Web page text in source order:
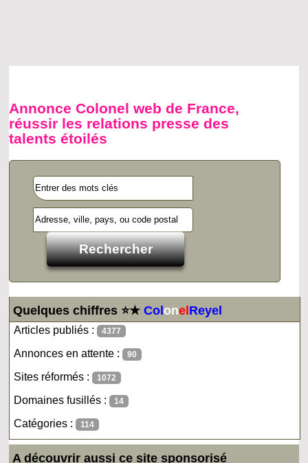
Annonce Colonel web de France,
réussir les relations presse des
talents étoilés
Quelques chiffres ⭐★ColonelReyel
Articles publiés : 4377
Annonces en attente : 90
Sites réformés : 1072
Domaines fusillés : 14
Catégories : 114
A découvrir aussi ce site sponsorisé